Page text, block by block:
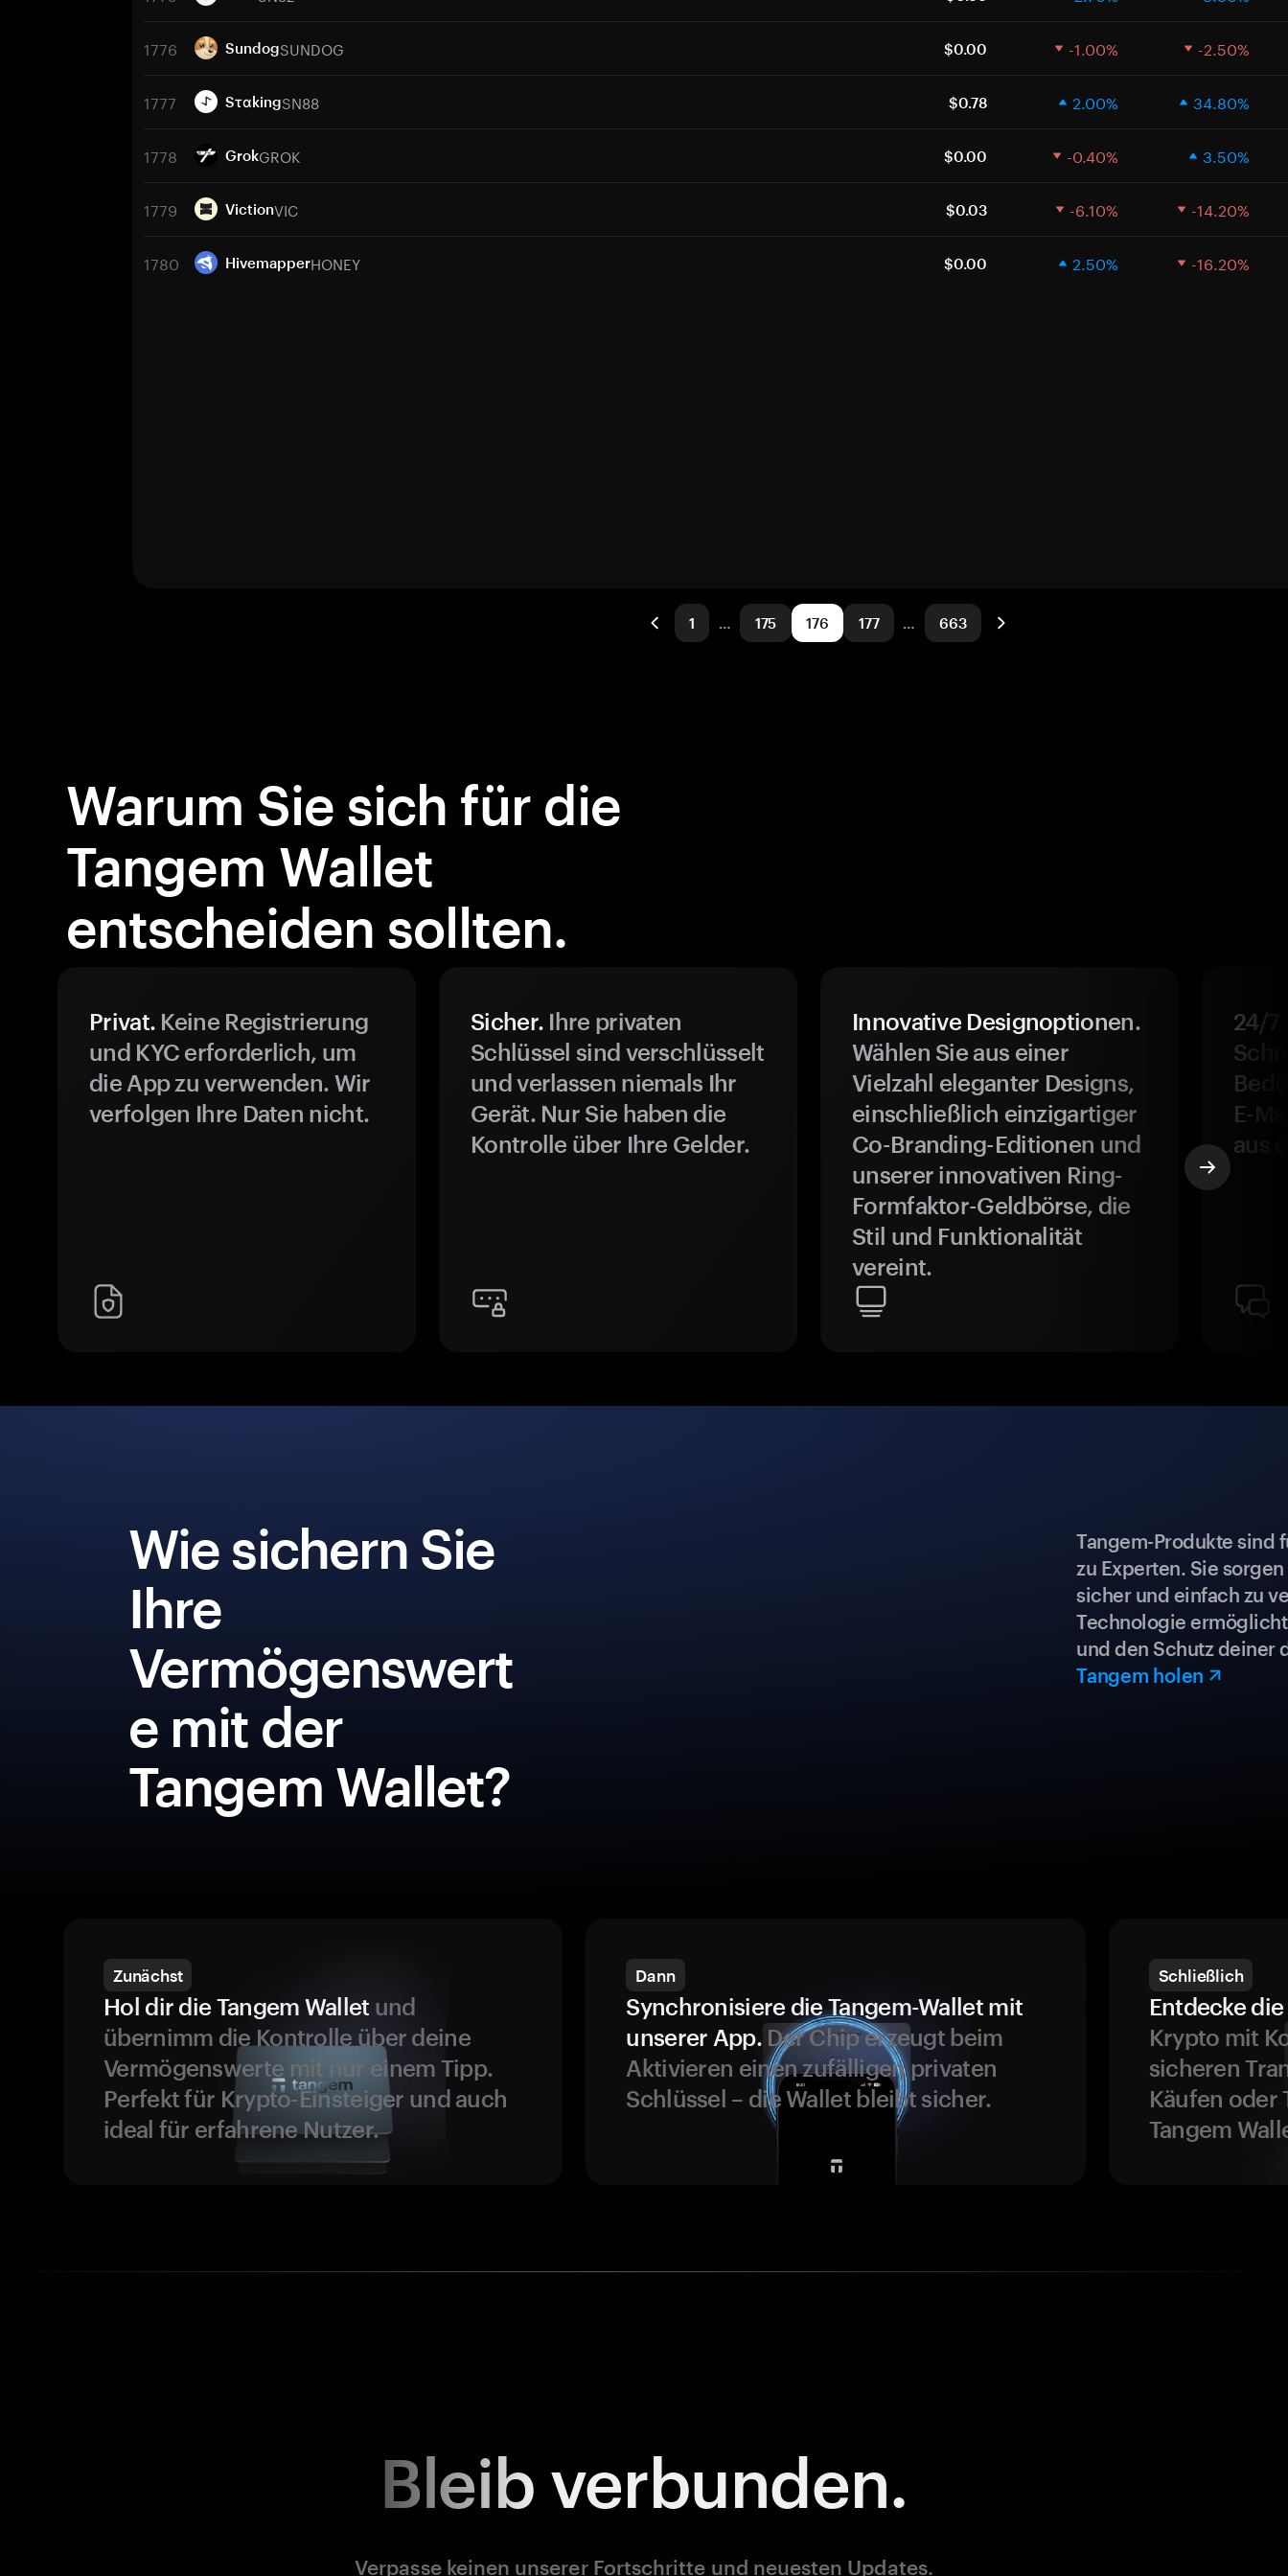
1776 SundogSUNDOG $0.00 -1.00% -2.50%
1777 SταkingSN88 $0.78 2.00% 34.80%
1778 GrokGROK $0.00 -0.40% 3.50%
1779 VictionVIC $0.03 -6.10% -14.20%
1780 HivemapperHONEY $0.00 2.50% -16.20%
1 … 175 176 177 … 663
Warum Sie sich für die
Tangem Wallet
entscheiden sollten.
Privat. Keine Registrierung
und KYC erforderlich, um
die App zu verwenden. Wir
verfolgen Ihre Daten nicht.
Sicher. Ihre privaten
Schlüssel sind verschlüsselt
und verlassen niemals Ihr
Gerät. Nur Sie haben die
Kontrolle über Ihre Gelder.
Innovative Designoptionen.
Wählen Sie aus einer
Vielzahl eleganter Designs,
einschließlich einzigartiger
Co-Branding-Editionen und
unserer innovativen Ring-
Formfaktor-Geldbörse, die
Stil und Funktionalität
vereint.
24/7
E-
aus
Wie sichern Sie
Ihre
Vermögenswert
e mit der
Tangem Wallet?
Tangem-Produkte sind
zu Experten. Sie
sicher und einfach zu
Technologie
und den Schutz deiner
Tangem holen
Zunächst
Hol dir die Tangem Wallet und
übernimm die Kontrolle über deine
Vermögenswerte mit nur einem Tipp.
Perfekt für Krypto-Einsteiger und auch
ideal für erfahrene Nutzer.
Dann
Synchronisiere die Tangem-Wallet mit
unserer App.Der Chip erzeugt beim
Aktivieren einen zufälligen privaten
Schlüssel – die Wallet bleibt sicher.
Schließlich
Entdecke
Krypto mit
sicheren
Käufen oder
Tangem
Bleib verbunden.
Verpasse keinen unserer Fortschritte und neuesten Updates.